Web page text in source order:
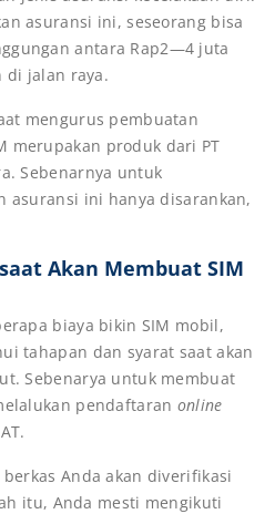
asuransi ini, seseorang bisa
antara Rap2—4 juta
di jalan raya.
mengurus pembuatan
merupakan produk dari PT
Sebenarnya untuk
asuransi ini hanya disarankan,
Akan Membuat SIM
biaya bikin SIM mobil,
tahapan dan syarat saat akan
Sebenarya untuk membuat
pendaftaran online
Anda akan diverifikasi
itu, Anda mesti mengikuti